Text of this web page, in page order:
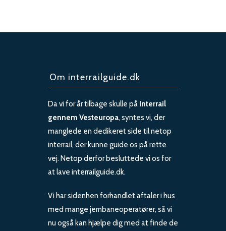
Om interrailguide.dk
Da vi for år tilbage skulle på Interrail
gennem Vesteuropa, syntes vi, der
manglede en dedikeret side til netop
interrail, der kunne guide os på rette
vej. Netop derfor besluttede vi os for
at lave interrailguide.dk.
Vi har sidenhen forhandlet aftaler i hus
med mange jernbaneoperatører, så vi
nu også kan hjælpe dig med at finde de